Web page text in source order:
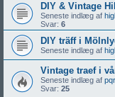
DIY & Vintage
Seneste indlæg af
Svar: 6
DIY träff i
Seneste indlæg af
Vintage traef i
Seneste indlæg af
Svar: 25